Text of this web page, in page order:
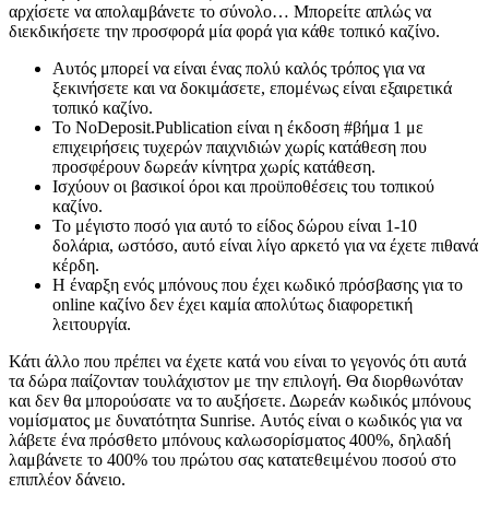
αρχίσετε να απολαμβάνετε το σύνολο… Μπορείτε απλώς να
διεκδικήσετε την προσφορά μία φορά για κάθε τοπικό καζίνο.
Αυτός μπορεί να είναι ένας πολύ καλός τρόπος για να
ξεκινήσετε και να δοκιμάσετε, επομένως είναι εξαιρετικά
τοπικό καζίνο.
Το NoDeposit.Publication είναι η έκδοση #βήμα 1 με
επιχειρήσεις τυχερών παιχνιδιών χωρίς κατάθεση που
προσφέρουν δωρεάν κίνητρα χωρίς κατάθεση.
Ισχύουν οι βασικοί όροι και προϋποθέσεις του τοπικού
καζίνο.
Το μέγιστο ποσό για αυτό το είδος δώρου είναι 1-10
δολάρια, ωστόσο, αυτό είναι λίγο αρκετό για να έχετε πιθανά
κέρδη.
Η έναρξη ενός μπόνους που έχει κωδικό πρόσβασης για το
online καζίνο δεν έχει καμία απολύτως διαφορετική
λειτουργία.
Κάτι άλλο που πρέπει να έχετε κατά νου είναι το γεγονός ότι αυτά
τα δώρα παίζονταν τουλάχιστον με την επιλογή. Θα διορθωνόταν
και δεν θα μπορούσατε να το αυξήσετε. Δωρεάν κωδικός μπόνους
νομίσματος με δυνατότητα Sunrise. Αυτός είναι ο κωδικός για να
λάβετε ένα πρόσθετο μπόνους καλωσορίσματος 400%, δηλαδή
λαμβάνετε το 400% του πρώτου σας κατατεθειμένου ποσού στο
επιπλέον δάνειο.